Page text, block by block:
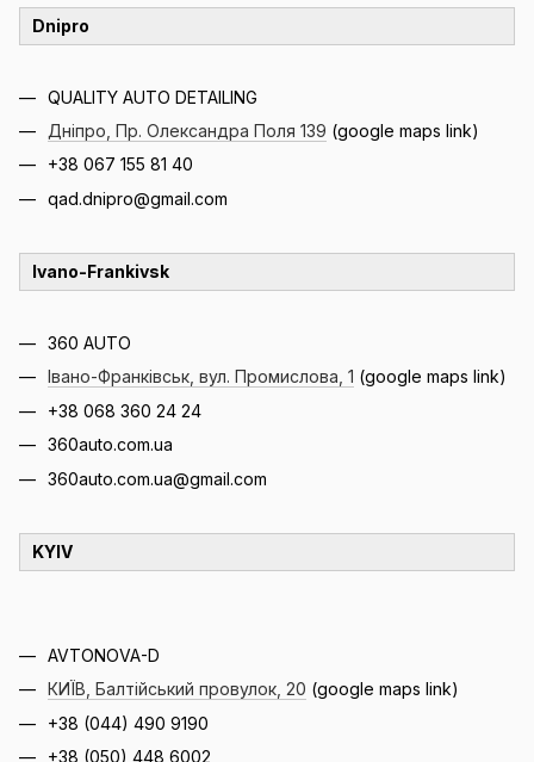
Dnipro
QUALITY AUTO DETAILING
Дніпро, Пр. Олександра Поля 139 (google maps link)
+38 067 155 81 40
qad.dnipro@gmail.com
Ivano-Frankivsk
360 AUTO
Івано-Франківськ, вул. Промислова, 1 (google maps link)
+38 068 360 24 24
360auto.com.ua
360auto.com.ua@gmail.com
KYIV
AVTONOVA-D
КИЇВ, Балтійський провулок, 20 (google maps link)
+38 (044) 490 9190
+38 (050) 448 6002